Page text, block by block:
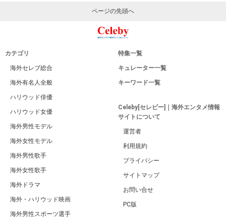
ページの先頭へ
カテゴリ
海外セレブ総合
海外有名人全般
ハリウッド俳優
ハリウッド女優
海外男性モデル
海外女性モデル
海外男性歌手
海外女性歌手
海外ドラマ
海外・ハリウッド映画
海外男性スポーツ選手
特集一覧
キュレーター一覧
キーワード一覧
Celeby[セレビー]｜海外エンタメ情報
サイトについて
運営者
利用規約
プライバシー
サイトマップ
お問い合せ
PC版